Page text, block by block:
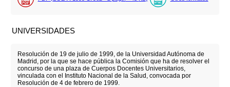
UNIVERSIDADES
Resolución de 19 de julio de 1999, de la Universidad Autónoma de
Madrid, por la que se hace pública la Comisión que ha de resolver el
concurso de una plaza de Cuerpos Docentes Universitarios,
vinculada con el Instituto Nacional de la Salud, convocada por
Resolución de 4 de febrero de 1999.